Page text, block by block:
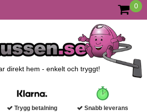
0
direkt hem - enkelt och tryggt!
Trygg betalning Snabb leverans